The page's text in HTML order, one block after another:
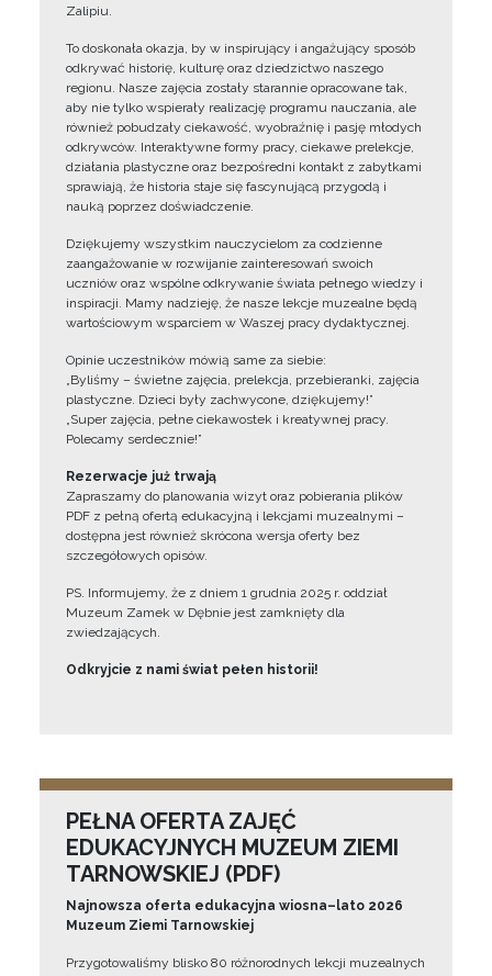
Zalipiu.
To doskonała okazja, by w inspirujący i angażujący sposób
odkrywać historię, kulturę oraz dziedzictwo naszego
regionu. Nasze zajęcia zostały starannie opracowane tak,
aby nie tylko wspierały realizację programu nauczania, ale
również pobudzały ciekawość, wyobraźnię i pasję młodych
odkrywców. Interaktywne formy pracy, ciekawe prelekcje,
działania plastyczne oraz bezpośredni kontakt z zabytkami
sprawiają, że historia staje się fascynującą przygodą i
nauką poprzez doświadczenie.
Dziękujemy wszystkim nauczycielom za codzienne
zaangażowanie w rozwijanie zainteresowań swoich
uczniów oraz wspólne odkrywanie świata pełnego wiedzy i
inspiracji. Mamy nadzieję, że nasze lekcje muzealne będą
wartościowym wsparciem w Waszej pracy dydaktycznej.
Opinie uczestników mówią same za siebie:
„Byliśmy – świetne zajęcia, prelekcja, przebieranki, zajęcia
plastyczne. Dzieci były zachwycone, dziękujemy!”
„Super zajęcia, pełne ciekawostek i kreatywnej pracy.
Polecamy serdecznie!”
Rezerwacje już trwają
Zapraszamy do planowania wizyt oraz pobierania plików
PDF z pełną ofertą edukacyjną i lekcjami muzealnymi –
dostępna jest również skrócona wersja oferty bez
szczegółowych opisów.
PS. Informujemy, że z dniem 1 grudnia 2025 r. oddział
Muzeum Zamek w Dębnie jest zamknięty dla
zwiedzających.
Odkryjcie z nami świat pełen historii!
PEŁNA OFERTA ZAJĘĆ
EDUKACYJNYCH MUZEUM ZIEMI
TARNOWSKIEJ (PDF)
Najnowsza oferta edukacyjna wiosna–lato 2026
Muzeum Ziemi Tarnowskiej
Przygotowaliśmy blisko 80 różnorodnych lekcji muzealnych